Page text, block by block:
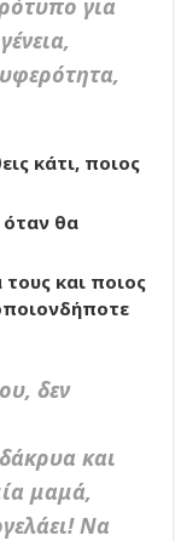
κάτι, ποιος
όταν θα
και ποιος
δεν
και
μαμά,
Να